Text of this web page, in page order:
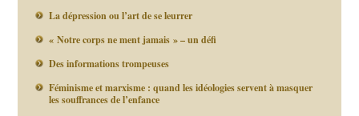
La dépression ou l’art de se leurrer
« Notre corps ne ment jamais » – un défi
Des informations trompeuses
Féminisme et marxisme : quand les idéologies servent à masquer
les souffrances de l’enfance